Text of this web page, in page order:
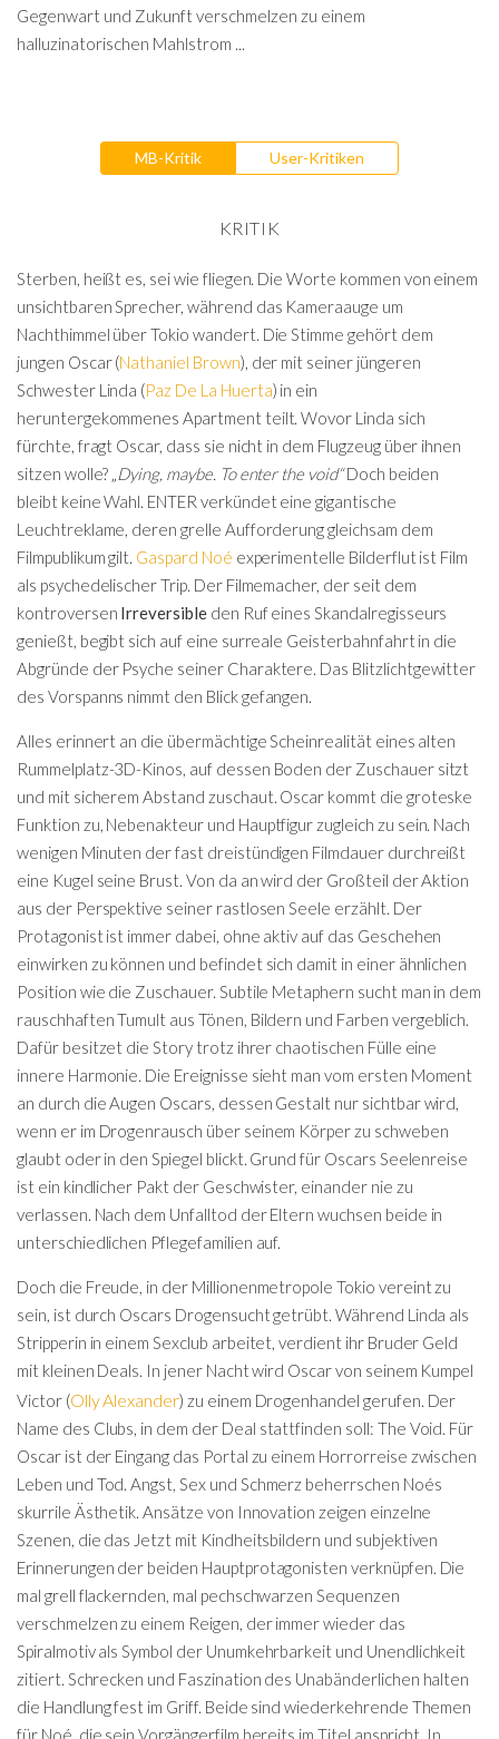
Gegenwart und Zukunft verschmelzen zu einem
halluzinatorischen Mahlstrom ...
MB-Kritik User-Kritiken
KRITIK
Sterben, heißt es, sei wie fliegen. Die Worte kommen von einem
unsichtbaren Sprecher, während das Kameraauge um
Nachthimmel über Tokio wandert. Die Stimme gehört dem
jungen Oscar (Nathaniel Brown), der mit seiner jüngeren
Schwester Linda (Paz De La Huerta) in ein
heruntergekommenes Apartment teilt. Wovor Linda sich
fürchte, fragt Oscar, dass sie nicht in dem Flugzeug über ihnen
sitzen wolle? „ Dying, maybe. To enter the void“Doch beiden
bleibt keine Wahl. ENTER verkündet eine gigantische
Leuchtreklame, deren grelle Aufforderung gleichsam dem
Filmpublikum gilt. Gaspard Noé experimentelle Bilderflut ist Film
als psychedelischer Trip. Der Filmemacher, der seit dem
kontroversen Irreversibleden Ruf eines Skandalregisseurs
genießt, begibt sich auf eine surreale Geisterbahnfahrt in die
Abgründe der Psyche seiner Charaktere. Das Blitzlichtgewitter
des Vorspanns nimmt den Blick gefangen.
Alles erinnert an die übermächtige Scheinrealität eines alten
Rummelplatz-3D-Kinos, auf dessen Boden der Zuschauer sitzt
und mit sicherem Abstand zuschaut. Oscar kommt die groteske
Funktion zu, Nebenakteur und Hauptfigur zugleich zu sein. Nach
wenigen Minuten der fast dreistündigen Filmdauer durchreißt
eine Kugel seine Brust. Von da an wird der Großteil der Aktion
aus der Perspektive seiner rastlosen Seele erzählt. Der
Protagonist ist immer dabei, ohne aktiv auf das Geschehen
einwirken zu können und befindet sich damit in einer ähnlichen
Position wie die Zuschauer. Subtile Metaphern sucht man in dem
rauschhaften Tumult aus Tönen, Bildern und Farben vergeblich.
Dafür besitzet die Story trotz ihrer chaotischen Fülle eine
innere Harmonie. Die Ereignisse sieht man vom ersten Moment
an durch die Augen Oscars, dessen Gestalt nur sichtbar wird,
wenn er im Drogenrausch über seinem Körper zu schweben
glaubt oder in den Spiegel blickt. Grund für Oscars Seelenreise
ist ein kindlicher Pakt der Geschwister, einander nie zu
verlassen. Nach dem Unfalltod der Eltern wuchsen beide in
unterschiedlichen Pflegefamilien auf.
Doch die Freude, in der Millionenmetropole Tokio vereint zu
sein, ist durch Oscars Drogensucht getrübt. Während Linda als
Stripperin in einem Sexclub arbeitet, verdient ihr Bruder Geld
mit kleinen Deals. In jener Nacht wird Oscar von seinem Kumpel
Victor (Olly Alexander) zu einem Drogenhandel gerufen. Der
Name des Clubs, in dem der Deal stattfinden soll: The Void. Für
Oscar ist der Eingang das Portal zu einem Horrorreise zwischen
Leben und Tod. Angst, Sex und Schmerz beherrschen Noés
skurrile Ästhetik. Ansätze von Innovation zeigen einzelne
Szenen, die das Jetzt mit Kindheitsbildern und subjektiven
Erinnerungen der beiden Hauptprotagonisten verknüpfen. Die
mal grell flackernden, mal pechschwarzen Sequenzen
verschmelzen zu einem Reigen, der immer wieder das
Spiralmotiv als Symbol der Unumkehrbarkeit und Unendlichkeit
zitiert. Schrecken und Faszination des Unabänderlichen halten
die Handlung fest im Griff. Beide sind wiederkehrende Themen
für Noé, die sein Vorgängerfilm bereits im Titel anspricht. In